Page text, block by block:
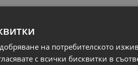
на потребителското
с всички бисквитки в